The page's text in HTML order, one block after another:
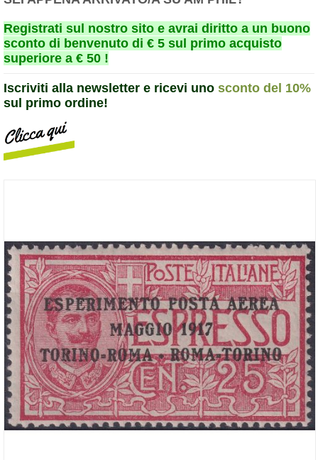
Registrati sul nostro sito e avrai diritto a un buono
sconto di benvenuto di € 5 sul primo acquisto
superiore a € 50 !
Iscriviti alla newsletter e ricevi uno sconto del 10%
sul primo ordine!